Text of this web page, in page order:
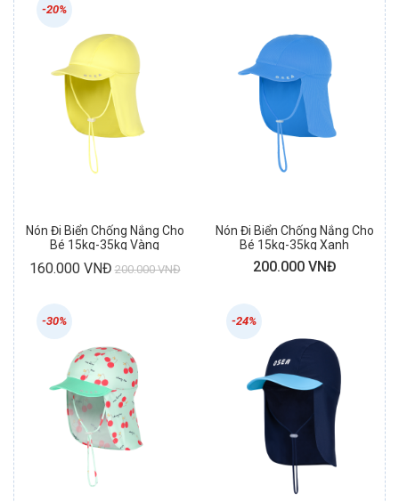
Nón Đi Biển Chống Nắng Cho
Bé 15kg-35kg Vàng
160.000 VNĐ 200.000 VNĐ
-20%
Nón Đi Biển Chống Nắng Cho
Bé 15kg-35kg Xanh
200.000 VNĐ
-30% -24%